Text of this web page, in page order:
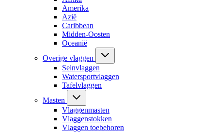
Amerika
Azië
Caribbean
Midden-Oosten
Oceanië
Overige vlaggen
Seinvlaggen
Watersportvlaggen
Tafelvlaggen
Masten
Vlaggenmasten
Vlaggenstokken
Vlaggen toebehoren